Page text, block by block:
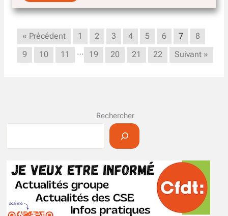
« Précédent 1 2 3 4 5 6 7
8
9
10 11 … 19 20 21 22 Suivant »
Rechercher